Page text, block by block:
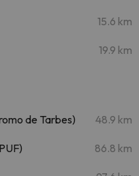
15.6 km
19.9 km
de Tarbes) 48.9 km
86.8 km